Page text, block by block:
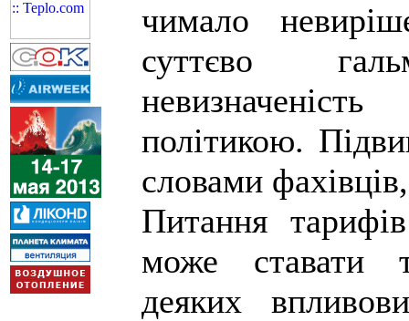
чимало
суттєво
політикою.
словами
Питання
може ставати
деяких